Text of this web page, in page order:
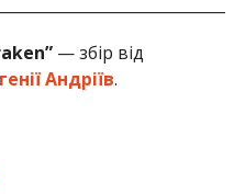
— збір від
Андріїв.